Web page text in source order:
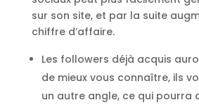
sur son site, et par la suite
chiffre d’affaire.
Les followers déjà acquis
de mieux vous connaître, ils
un autre angle, ce qui pourra